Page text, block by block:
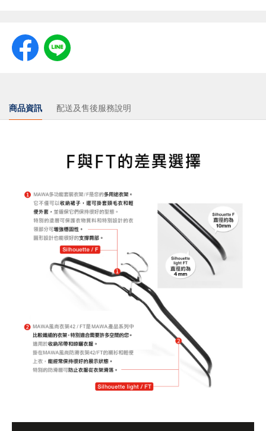
商品資訊 配送及售後服務說明